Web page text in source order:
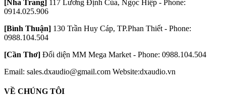
[Nha Trang] 117 Lương Định Của, Ngọc Hiệp - Phone:
0914.025.906
[Bình Thuận] 130 Trần Huy Cáp, TP.Phan Thiết - Phone:
0988.104.504
[Cần Thơ] Đối diện MM Mega Market - Phone: 0988.104.504
Email: sales.dxaudio@gmail.com Website:dxaudio.vn
VỀ CHÚNG TÔI